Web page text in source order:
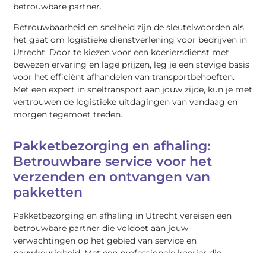
betrouwbare partner.
Betrouwbaarheid en snelheid zijn de sleutelwoorden als
het gaat om logistieke dienstverlening voor bedrijven in
Utrecht. Door te kiezen voor een koeriersdienst met
bewezen ervaring en lage prijzen, leg je een stevige basis
voor het efficiënt afhandelen van transportbehoeften.
Met een expert in sneltransport aan jouw zijde, kun je met
vertrouwen de logistieke uitdagingen van vandaag en
morgen tegemoet treden.
Pakketbezorging en afhaling:
Betrouwbare service voor het
verzenden en ontvangen van
pakketten
Pakketbezorging en afhaling in Utrecht vereisen een
betrouwbare partner die voldoet aan jouw
verwachtingen op het gebied van service en